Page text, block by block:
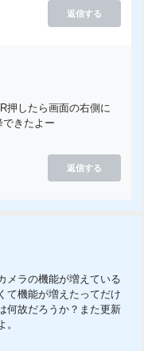
返信する
押したら画面の右側に
できたよー
返信する
メラの機能が増えている
て機能が増えたってだけ
何故だろうか？また更新